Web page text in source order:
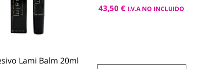
Lami Balm 20ml
43,50€ I.V.A NO INCLUIDO